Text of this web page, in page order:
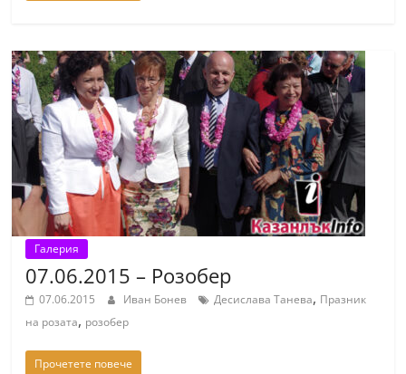
Галерия
07.06.2015 – Розобер
07.06.2015 Иван Бонев Десислава Танева, Празник
на розата, розобер
Прочетете повече